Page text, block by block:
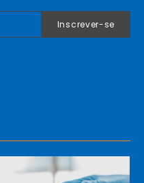
Inscrever-se